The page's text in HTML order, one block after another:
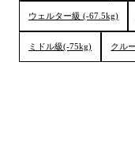
ウェルター級 (-67.5kg)
ミドル級(-75kg) クル